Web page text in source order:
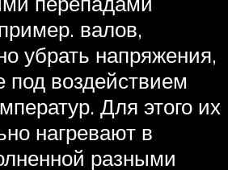
валов,
убрать напряжения,
воздействием
Для этого их
нагревают в
разными